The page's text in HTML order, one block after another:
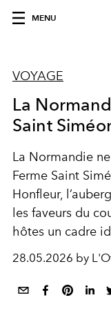
MENU
VOYAGE
La
Saint
La Normandie
Ferme Saint
Honfleur,
les faveurs du
hôtes un cadre
28.05.2026 by